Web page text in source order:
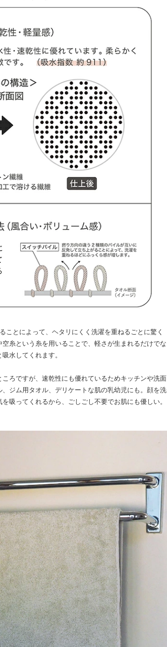
とによって、ヘタリにくく洗濯を重ねるごとに驚く
糸という糸を用いることで、軽さが生まれるだけでな
水してくれます。
ろですが、速乾性にも優れているためキッチンや洗面
ジム用タオル、デリケートな肌の乳幼児にも。顔を洗
吸ってくれるから、ごしごし不要でお肌にも優しい。